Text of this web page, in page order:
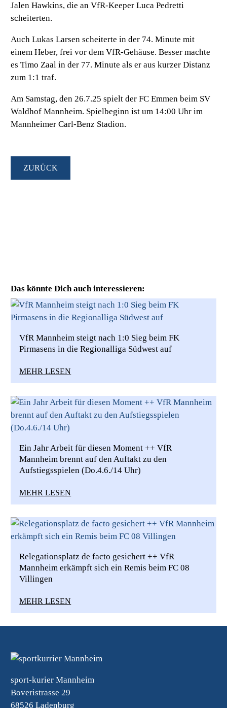
Jalen Hawkins, die an VfR-Keeper Luca Pedretti
scheiterten.
Auch Lukas Larsen scheiterte in der 74. Minute mit
einem Heber, frei vor dem VfR-Gehäuse. Besser machte
es Timo Zaal in der 77. Minute als er aus kurzer Distanz
zum 1:1 traf.
Am Samstag, den 26.7.25 spielt der FC Emmen beim SV
Waldhof Mannheim. Spielbeginn ist um 14:00 Uhr im
Mannheimer Carl-Benz Stadion.
ZURÜCK
Das könnte Dich auch interessieren:
VfR Mannheim steigt nach 1:0 Sieg beim FK
Pirmasens in die Regionalliga Südwest auf
MEHR LESEN
Ein Jahr Arbeit für diesen Moment ++ VfR
Mannheim brennt auf den Auftakt zu den
Aufstiegsspielen (Do.4.6./14 Uhr)
MEHR LESEN
Relegationsplatz de facto gesichert ++ VfR
Mannheim erkämpft sich ein Remis beim FC 08
Villingen
MEHR LESEN
sport-kurier Mannheim
Boveristrasse 29
68526 Ladenburg